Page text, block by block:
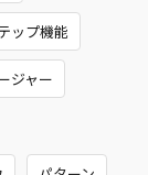
ップ機能
ジャー